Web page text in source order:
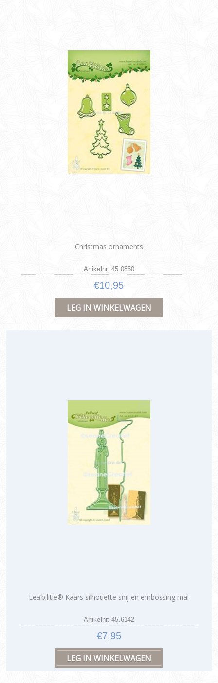
Christmas ornaments
Artikelnr: 45.0850
€10,95
Lea’bilitie® Kaars silhouette snij en embossing mal
Artikelnr: 45.6142
€7,95